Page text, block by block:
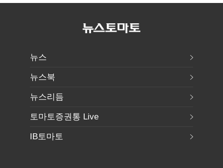
도 책임 안 지는
승무현장의
52시간'
'줄선고' 예정
뉴스
뉴스북
뉴스리듬
토마토증권통 Live
IB토마토